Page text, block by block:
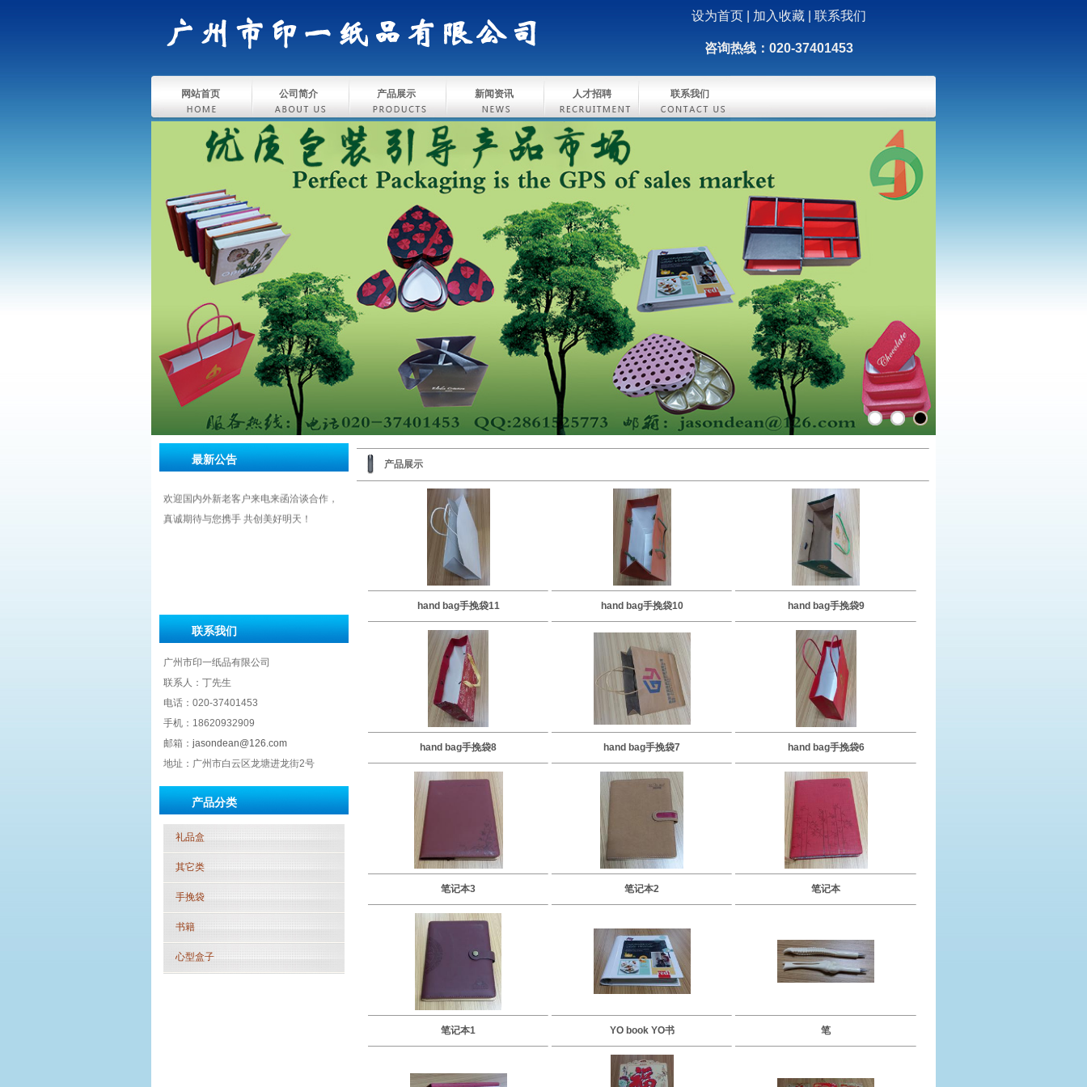
设为首页 加入收藏 联系我们
咨询热线：020-37401453
网站首页 公司简介 产品展示 新闻资讯 人才招聘 联系我们
最新公告
欢迎国内外新老客户来电来函洽谈合作，
真诚期待与您携手 共创美好明天！
联系我们
广州市印一纸品有限公司
联系人：丁先生
电话：020-37401453
手机：18620932909
邮箱： jasondean@126.com
地址：广州市白云区龙塘进龙街2号
产品分类
礼品盒
其它类
手挽袋
书籍
心型盒子
产品展示
hand bag手挽袋11 hand bag手挽袋10 hand bag手挽袋9
hand bag手挽袋8 hand bag手挽袋7 hand bag手挽袋6
笔记本3 笔记本2 笔记本
笔记本1 YO book YO书 笔